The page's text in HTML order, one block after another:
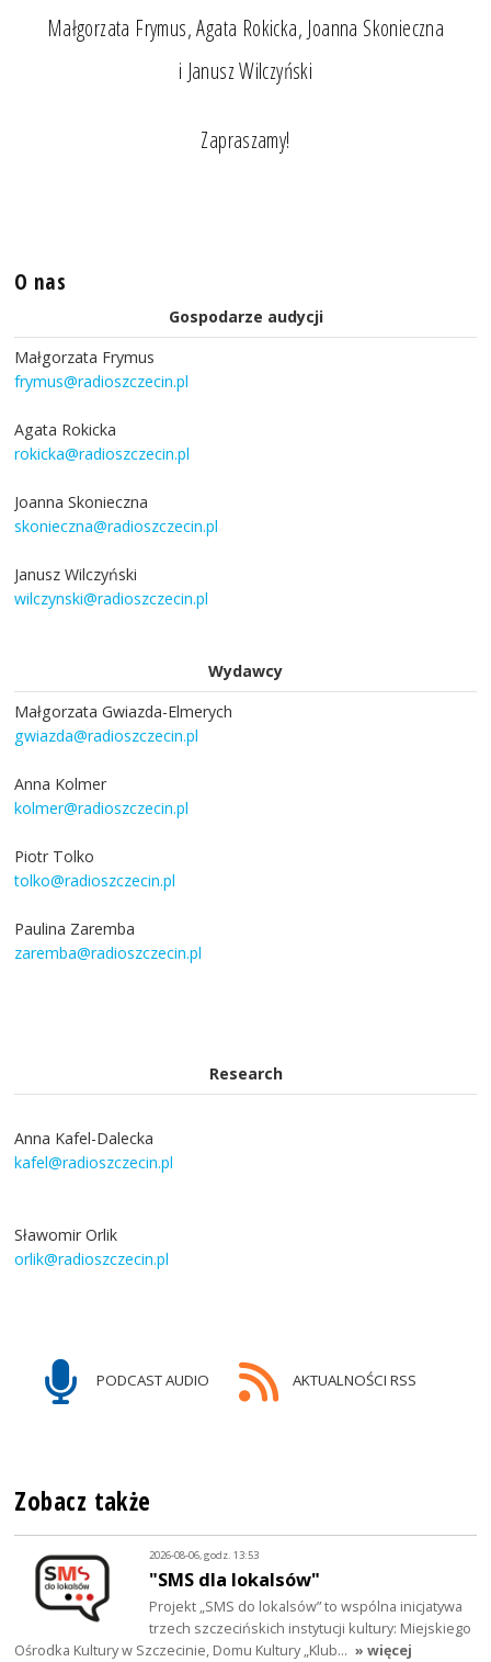
Małgorzata Frymus, Agata Rokicka, Joanna Skonieczna
i Janusz Wilczyński
Zapraszamy!
O nas
Gospodarze audycji
Małgorzata Frymus
frymus@radioszczecin.pl
Agata Rokicka
rokicka@radioszczecin.pl
Joanna Skonieczna
skonieczna@radioszczecin.pl
Janusz Wilczyński
wilczynski@radioszczecin.pl
Wydawcy
Małgorzata Gwiazda-Elmerych
gwiazda@radioszczecin.pl
Anna Kolmer
kolmer@radioszczecin.pl
Piotr Tolko
tolko@radioszczecin.pl
Paulina Zaremba
zaremba@radioszczecin.pl
Research
Anna Kafel-Dalecka
kafel@radioszczecin.pl
Sławomir Orlik
orlik@radioszczecin.pl
PODCAST AUDIO AKTUALNOŚCI RSS
Zobacz także
2026-08-06, godz. 13:53
"SMS dla lokalsów"
Projekt „SMS do lokalsów” to wspólna inicjatywa
trzech szczecińskich instytucji kultury: Miejskiego
Ośrodka Kultury w Szczecinie, Domu Kultury „Klub… » więcej